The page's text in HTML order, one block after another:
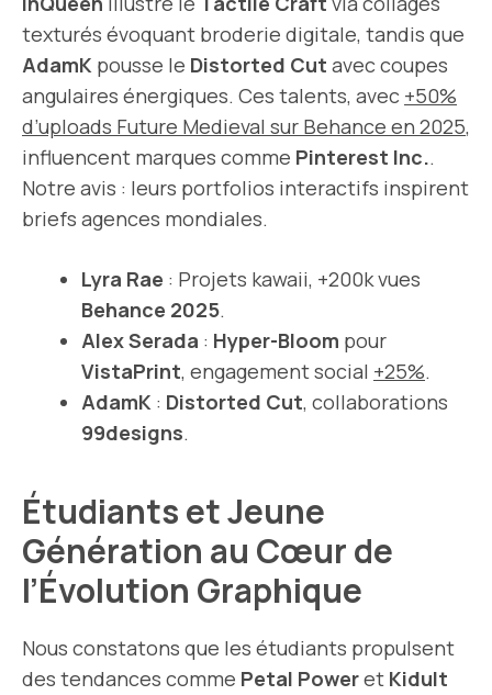
texturés évoquant broderie digitale, tandis que
AdamK pousse le Distorted Cut avec coupes
angulaires énergiques. Ces talents, avec +50%
d’uploads Future Medieval sur Behance en 2025,
influencent marques comme Pinterest Inc..
Notre avis : leurs portfolios interactifs inspirent
briefs agences mondiales.
Lyra Rae : Projets kawaii, +200k vues
Behance 2025.
Alex Serada : Hyper-Bloom pour
VistaPrint, engagement social +25%.
AdamK : Distorted Cut, collaborations
99designs.
Étudiants et Jeune
Génération au Cœur de
l’Évolution Graphique
Nous constatons que les étudiants propulsent
des tendances comme Petal Poweret Kidult